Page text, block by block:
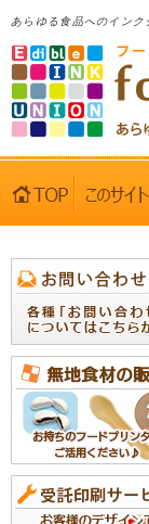
あらゆる食品へのイン